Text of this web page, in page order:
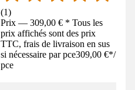
(1)
Prix — 309,00 € * Tous les
prix affichés sont des prix
TTC, frais de livraison en sus
si nécessaire par pce309,00 €*/
pce